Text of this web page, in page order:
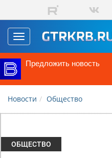
Перейти к основному содержанию
Toggle
navigation
Предложить новость
Новости Общество
ОБЩЕСТВО